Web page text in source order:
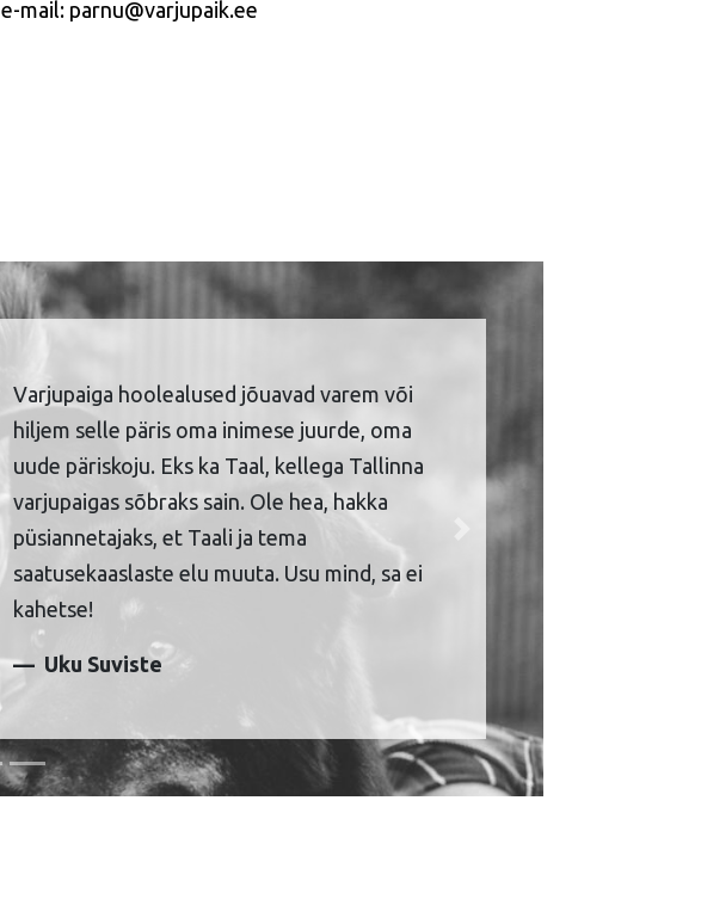
e-mail: parnu@varjupaik.ee
Varjupaiga hoolealused jõuavad varem või
hiljem selle päris oma inimese juurde, oma
uude päriskoju. Eks ka Taal, kellega Tallinna
varjupaigas sõbraks sain. Ole hea, hakka
püsiannetajaks, et Taali ja tema
saatusekaaslaste elu muuta. Usu mind, sa ei
kahetse!
Uku Suviste
Next